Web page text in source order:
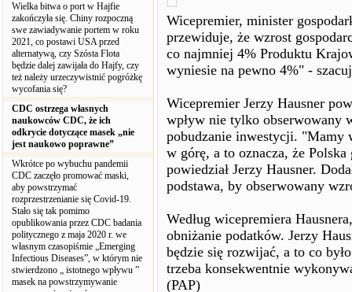
Wielka bitwa o port w Hajfie
zakończyła się. Chiny rozpoczną
swe zawiadywanie portem w roku
2021, co postawi USA przed
alternatywą, czy Szósta Flota
będzie dalej zawijała do Hajfy, czy
też należy urzeczywistnić pogróżkę
wycofania się?
CDC ostrzega własnych
naukowców CDC, że ich
odkrycie dotyczące masek „nie
jest naukowo poprawne”
Wkrótce po wybuchu pandemii
CDC zaczęło promować maski,
aby powstrzymać
rozprzestrzenianie się Covid-19.
Stało się tak pomimo
opublikowania przez CDC badania
politycznego z maja 2020 r. we
własnym czasopiśmie „Emerging
Infectious Diseases”, w którym nie
stwierdzono „ istotnego wpływu ”
masek na powstrzymywanie
Wicepremier, minister
przewiduje, że wzrost
co najmniej 4% Produktu
wyniesie na pewno 4%" -
Wicepremier Jerzy Hausner
wpływ nie tylko obserwowany
pobudzanie inwestycji. "Mamy
w górę, a to oznacza, że
powiedział Jerzy Hausner.
podstawa, by obserwowany
Według wicepremiera
obniżanie podatków. Jerzy
będzie się rozwijać, a to co
trzeba konsekwentnie
(PAP)